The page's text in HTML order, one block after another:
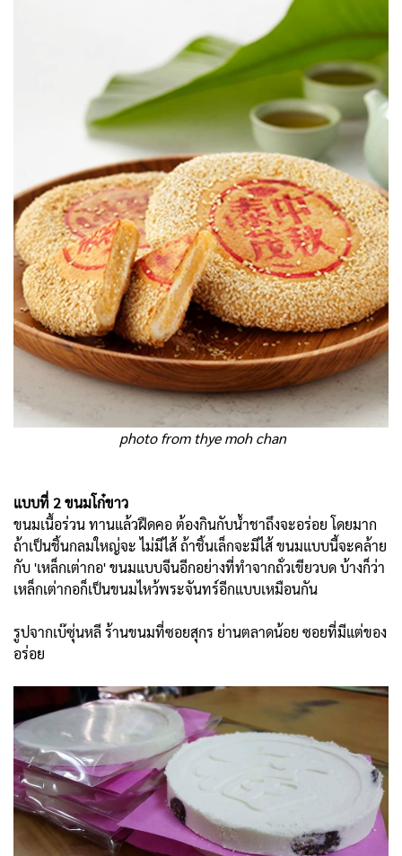
photo from thye moh chan
แบบที่ 2 ขนมโก๋ขาว
ขนมเนื้อร่วน ทานแล้วฝืดคอ ต้องกินกับน้ำชาถึงจะอร่อย โดยมาก
ถ้าเป็นชิ้นกลมใหญ่จะ ไม่มีไส้ ถ้าชิ้นเล็กจะมีไส้ ขนมแบบนี้จะคล้าย
กับ 'เหล็กเต่ากอ' ขนมแบบจีนอีกอย่างที่ทำจากถั่วเขียวบด บ้างก็ว่า
เหล็กเต่ากอก็เป็นขนมไหว้พระจันทร์อีกแบบเหมือนกัน
รูปจากเบ๊ซุ่นหลี ร้านขนมที่ซอยสุกร ย่านตลาดน้อย ซอยที่มีแต่ของ
อร่อย